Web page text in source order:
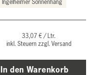
Ingelheimer Sonnenhang
33,07 € / Ltr.
inkl. Steuern zzgl. Versand
In den Warenkorb